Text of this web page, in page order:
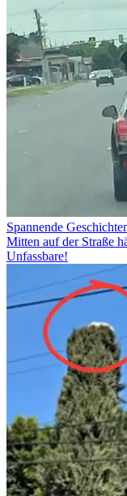
Spannende
Mitten auf der Straße
Unfassbare!